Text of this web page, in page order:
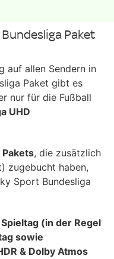
Paket
auf allen Sendern in
Paket gibt es
nur für die Fußball
UHD
Pakets, die zusätzlich
zugebucht haben,
Sport Bundesliga
(in der Regel
sowie
& Dolby Atmos